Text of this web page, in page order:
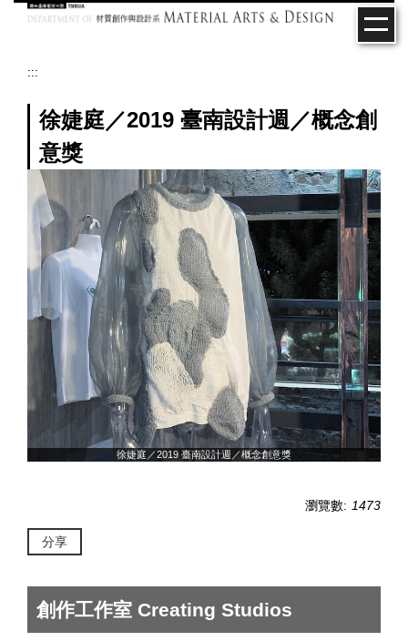
:::
徐婕庭／2019 臺南設計週／概念創
意獎
徐婕庭／2019 臺南設計週／概念創意獎
瀏覽數: 1473
分享
創作工作室 Creating Studios